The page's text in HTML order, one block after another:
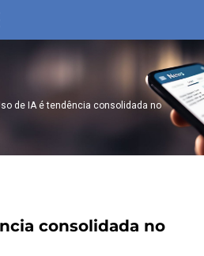
de IA é tendência consolidada no
consolidada no